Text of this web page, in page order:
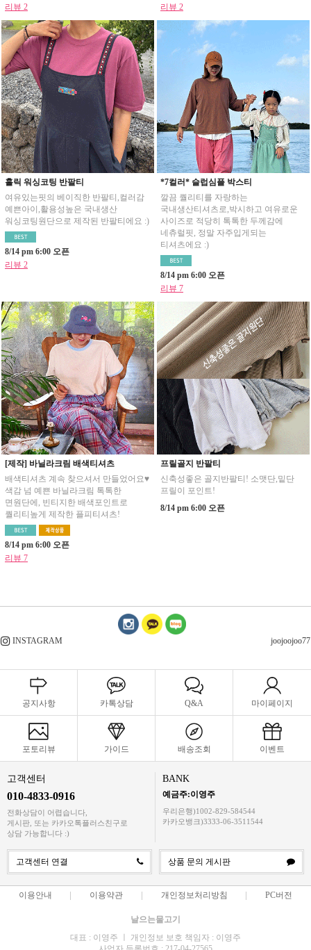
리뷰 2
리뷰 2
홀릭 워싱코팅 반팔티
여유있는핏의 베이직한 반팔티,컬러감
예쁜아이,활용성높은 국내생산
워싱코팅원단으로 제작된 반팔티에요 :)
8/14 pm 6:00 오픈
리뷰 2
*7컬러* 슬럽심플 박스티
깔끔 퀄리티를 자랑하는
국내생산티셔츠로,박시하고 여유로운
사이즈로 적당히 톡톡한 두께감에
네츄럴핏, 정말 자주입게되는
티셔츠에요 :)
8/14 pm 6:00 오픈
리뷰 7
[제작] 바닐라크림 배색티셔츠
배색티셔츠 계속 찾으셔서 만들었어요♥
색감 넘 예쁜 바닐라크림 톡톡한
면원단에, 빈티지한 배색포인트로
퀄리티높게 제작한 플피티셔츠!
8/14 pm 6:00 오픈
리뷰 7
프릴골지 반팔티
신축성좋은 골지반팔티! 소맷단,밑단
프릴이 포인트!
8/14 pm 6:00 오픈
INSTAGRAM joojoojoo77
공지사항 카톡상담 Q&A 마이페이지
포토리뷰 가이드 배송조회 이벤트
고객센터
010-4833-0916
전화상담이 어렵습니다,
게시판, 또는 카카오톡플러스친구로
상담 가능합니다 :)
BANK
예금주:이영주
우리은행)1002-829-584544
카카오뱅크)3333-06-3511544
고객센터 연결 상품 문의 게시판
이용안내 이용약관 개인정보처리방침 PC버전
날으는물고기
대표 : 이영주 ㅣ 개인정보 보호 책임자 : 이영주